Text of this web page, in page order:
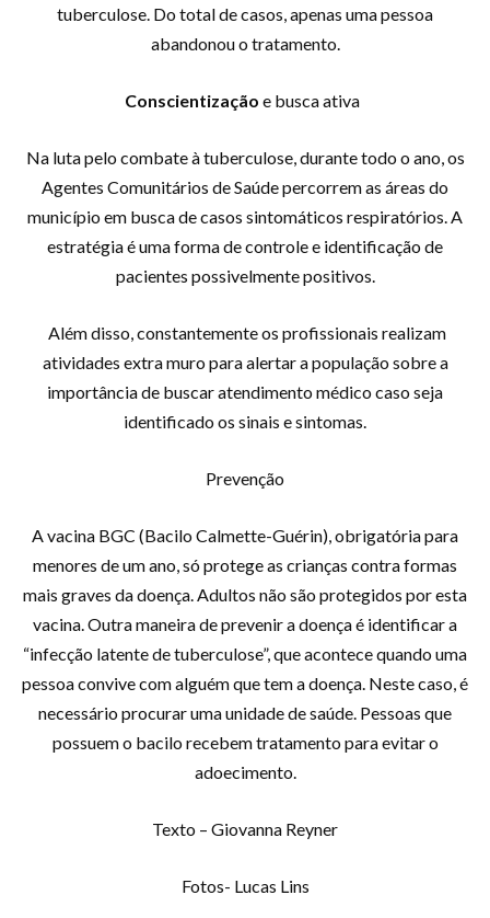
tuberculose. Do total de casos, apenas uma pessoa
abandonou o tratamento.
Conscientização e busca ativa
Na luta pelo combate à tuberculose, durante todo o ano, os
Agentes Comunitários de Saúde percorrem as áreas do
município em busca de casos sintomáticos respiratórios. A
estratégia é uma forma de controle e identificação de
pacientes possivelmente positivos.
Além disso, constantemente os profissionais realizam
atividades extra muro para alertar a população sobre a
importância de buscar atendimento médico caso seja
identificado os sinais e sintomas.
Prevenção
A vacina BGC (Bacilo Calmette-Guérin), obrigatória para
menores de um ano, só protege as crianças contra formas
mais graves da doença. Adultos não são protegidos por esta
vacina. Outra maneira de prevenir a doença é identificar a
“infecção latente de tuberculose”, que acontece quando uma
pessoa convive com alguém que tem a doença. Neste caso, é
necessário procurar uma unidade de saúde. Pessoas que
possuem o bacilo recebem tratamento para evitar o
adoecimento.
Texto – Giovanna Reyner
Fotos- Lucas Lins